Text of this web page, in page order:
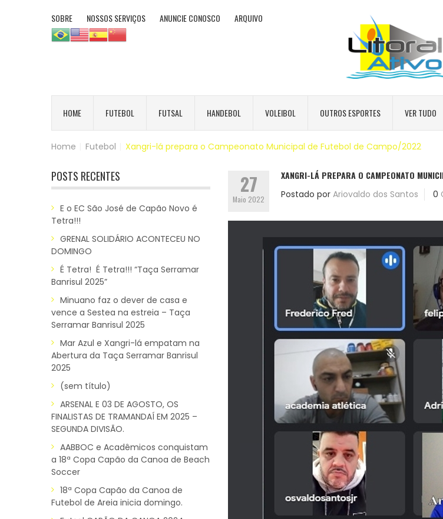
SOBRE NOSSOS SERVIÇOS ANUNCIE CONOSCO ARQUIVO
HOME FUTEBOL FUTSAL HANDEBOL VOLEIBOL OUTROS ESPORTES VER TUDO
Home Futebol Xangri-lá prepara o Campeonato Municipal de Futebol de Campo/2022
POSTS RECENTES
E o EC São José de Capão Novo é
Tetra!!!
GRENAL SOLIDÁRIO ACONTECEU NO
DOMINGO
É Tetra! É Tetra!!! “Taça Serramar
Banrisul 2025”
Minuano faz o dever de casa e
vence a Sestea na estreia – Taça
Serramar Banrisul 2025
Mar Azul e Xangri-lá empatam na
Abertura da Taça Serramar Banrisul
2025
(sem título)
ARSENAL E 03 DE AGOSTO, OS
FINALISTAS DE TRAMANDAÍ EM 2025 –
SEGUNDA DIVISÃO.
AABBOC e Acadêmicos conquistam
a 18ª Copa Capão da Canoa de Beach
Soccer
18ª Copa Capão da Canoa de
Futebol de Areia inicia domingo.
27
Maio 2022
XANGRI-LÁ PREPARA O CAMPEONATO
Postado por Ariovaldo dos Santos 0